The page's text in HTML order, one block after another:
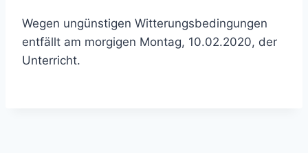
Wegen ungünstigen Witterungsbedingungen
entfällt am morgigen Montag, 10.02.2020, der
Unterricht.